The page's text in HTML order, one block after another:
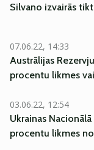
Silvano izvairās
07.06.22, 14:33
Austrālijas
procentu likmes
03.06.22, 12:54
Ukrainas
procentu likmes